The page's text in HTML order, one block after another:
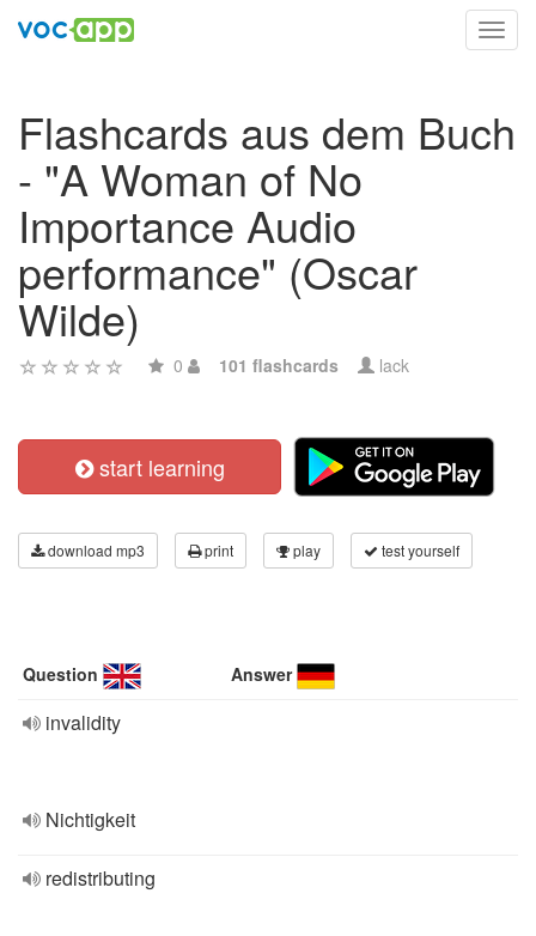
Flashcards aus dem Buch
- "A Woman of No
Importance Audio
performance" (Oscar
Wilde)
0 101 flashcards lack
start learning
download mp3 print play test yourself
Question Answer
invalidity
Nichtigkeit
redistributing